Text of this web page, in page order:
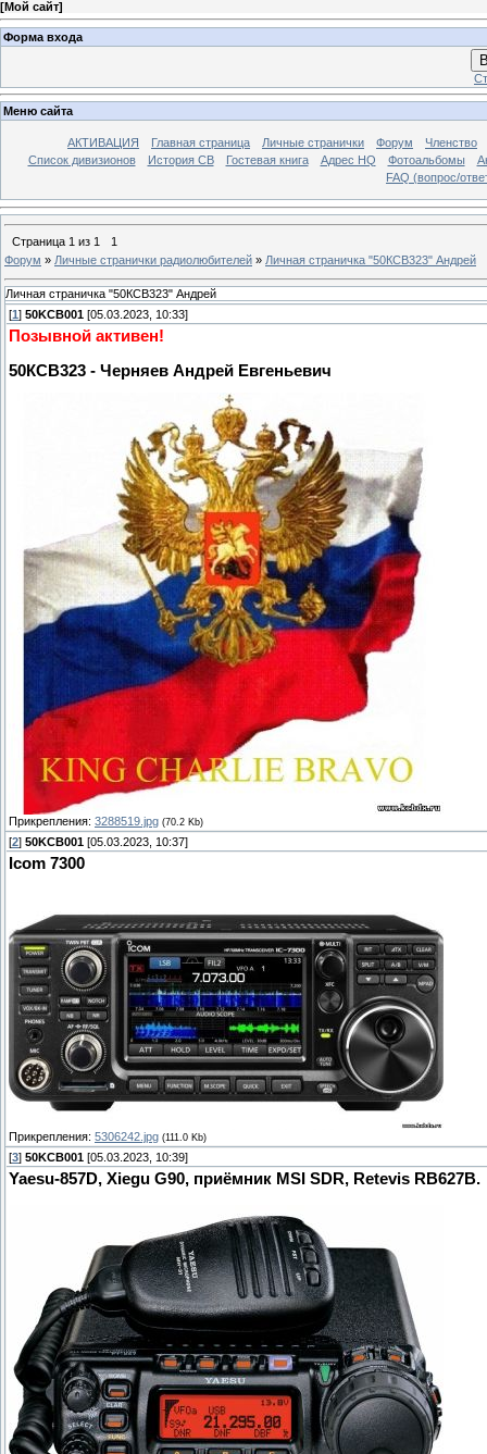
[Мой сайт]
Форма входа
Меню сайта
АКТИВАЦИЯ Главная страница Личные странички Форум
Членство
Список дивизионов
История СВ Гостевая книга Адрес HQ Фотоальбомы
FAQ (вопрос/
Страница 1 из 1
1
Форум » Личные странички радиолюбителей » Личная страничка "50КСВ323" Андрей
Личная страничка "50КСВ323" Андрей
[1 ] 50KCB001 [05.03.2023, 10:33]
Позывной активен!
50КСВ323 - Черняев Андрей Евгеньевич
Прикрепления: 3288519.jpg (70.2 Kb)
[2] 50KCB001 [05.03.2023, 10:37]
Icom 7300
Прикрепления: 5306242.jpg (111.0 Kb)
[3] 50KCB001 [05.03.2023, 10:39]
Yaesu-857D, Xiegu G90, приёмник MSI SDR, Retevis RB627B.